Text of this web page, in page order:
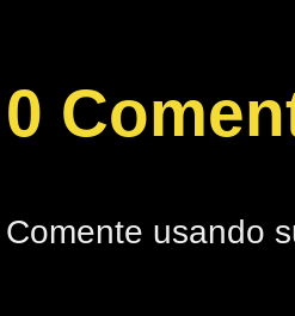
0
Comente usando